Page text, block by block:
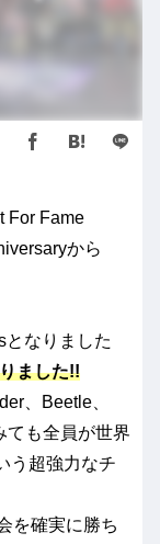
For Fame
から
となりました
ました!!
、Beetle、
ても全員が世界
う超強力なチ
を確実に勝ち